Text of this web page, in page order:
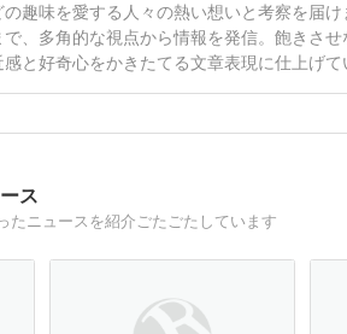
趣味を愛する人々の熱い想いと考察を届
、多角的な視点から情報を発信。飽きさ
と好奇心をかきたてる文章表現に仕上げて
ス
たニュースを紹介ごたごたしています